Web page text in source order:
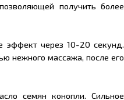
получить более
эффект через 10-20 секунд.
нежного массажа, после его
семян конопли. Сильное